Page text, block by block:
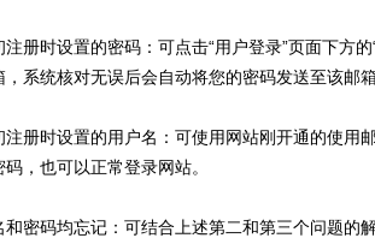
时设置的密码：可点击“用户登录”页面下方的
系统核对无误后会自动将您的密码发送至该邮箱
时设置的用户名：可使用网站刚开通的使用
，也可以正常登录网站。
码均忘记：可结合上述第二和第三个问题的